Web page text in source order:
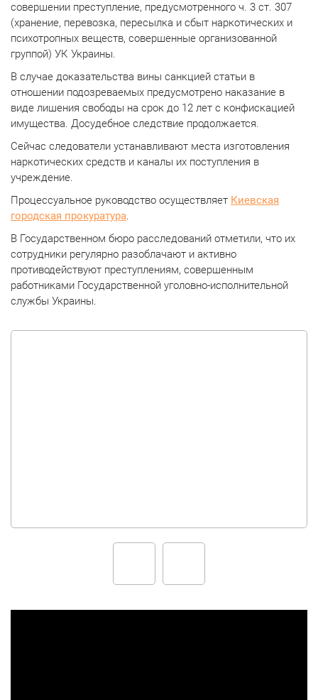
совершении преступление, предусмотренного ч. 3 ст. 307
(хранение, перевозка, пересылка и сбыт наркотических и
психотропных веществ, совершенные организованной
группой) УК Украины.
В случае доказательства вины санкцией статьи в
отношении подозреваемых предусмотрено наказание в
виде лишения свободы на срок до 12 лет с конфискацией
имущества. Досудебное следствие продолжается.
Сейчас следователи устанавливают места изготовления
наркотических средств и каналы их поступления в
учреждение.
Процессуальное руководство осуществляет Киевская
городская прокуратура.
В Государственном бюро расследований отметили, что их
сотрудники регулярно разоблачают и активно
противодействуют преступлениям, совершенным
работниками Государственной уголовно-исполнительной
службы Украины.